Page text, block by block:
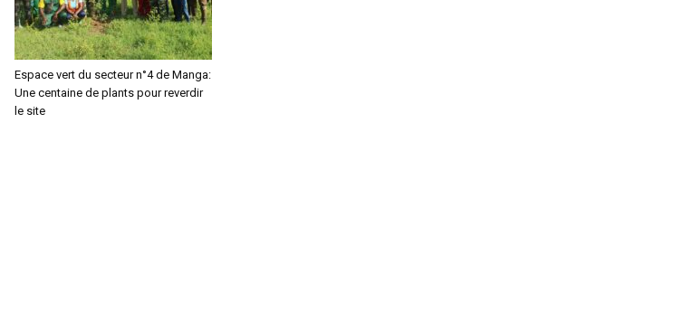
Espace vert du secteur n°4 de Manga:
Une centaine de plants pour reverdir
le site